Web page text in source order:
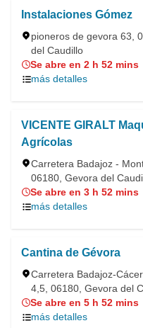
Instalaciones Gómez
pioneros de gevora 63,
del Caudillo
Se abre en 2 h 52 mins
más detalles
VICENTE GIRALT
Agrícolas
Carretera Badajoz -
06180, Gevora del
Se abre en 3 h 52 mins
más detalles
Cantina de Gévora
Carretera Badajoz-
4,5, 06180, Gevora del
Se abre en 5 h 52 mins
más detalles